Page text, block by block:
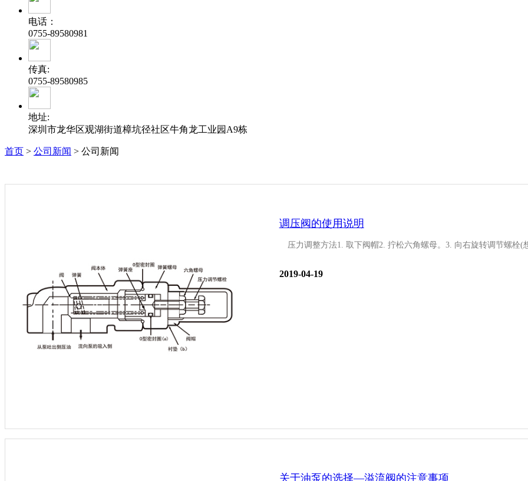
电话：
0755-89580981
传真:
0755-89580985
地址:
深圳市龙华区观湖街道樟坑径社区牛角龙工业园A9栋
首页 > 公司新闻 > 公司新闻
调压阀的使用说明
压力调整方法1. 取下阀帽2. 拧松六角螺母。3. 向右旋转调节螺栓(
2019-04-19
关于油泵的选择—溢流阀的注意事项